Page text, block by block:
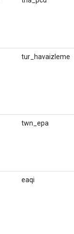
tur_havaizleme
twn_epa
eaqi